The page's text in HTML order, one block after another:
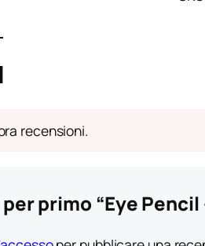
recensioni.
primo “Eye Pencil